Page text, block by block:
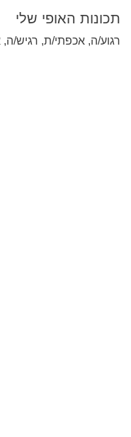
תכונות האופי שלי
רגוע/ה, אכפתי/ת, רגיש/